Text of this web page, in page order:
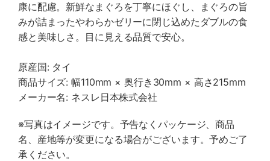
康に配慮。新鮮なまぐろを丁寧にほぐし、まぐろの旨
みが詰まったやわらかゼリーに閉じ込めたダブルの食
感と美味しさ。目に見える品質で安心。
原産国: タイ
商品サイズ: 幅110mm × 奥行き30mm × 高さ215mm
メーカー名: ネスレ日本株式会社
※写真はイメージです。予告なくパッケージ、商品
名、産地等が変更になる場合がございます。予めご了
承ください。